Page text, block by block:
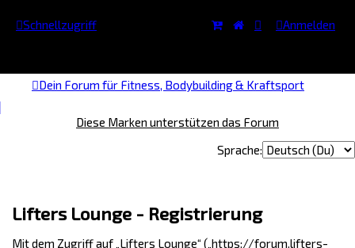
Schnellzugriff Anmelden
Dein Forum für Fitness, Bodybuilding & Kraftsport
Diese Marken unterstützen das Forum
Sprache:
Lifters Lounge - Registrierung
Mit dem Zugriff auf „Lifters Lounge“ („https://forum.lifters-